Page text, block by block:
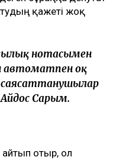
қажеті жоқ
нотасымен
автоматпен оқ
Айдос Сарым.
отыр, ол